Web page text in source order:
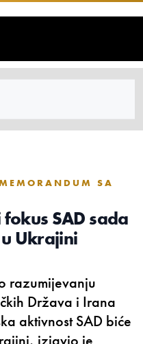
SA
SAD sada
Ukrajini
razumijevanju
Država i Irana
aktivnost SAD biće